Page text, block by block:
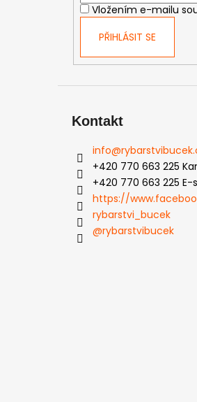
Vložením e-mailu
PŘIHLÁSIT SE
Kontakt
info@
+420 770 663 225
+420 770 663 225 E-
https://
rybarstvi_bucek
@rybarstvibucek